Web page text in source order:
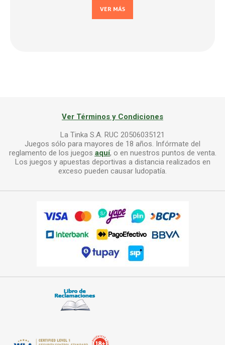
VER MÁS
Ver Términos y Condiciones
La Tinka S.A. RUC 20506035121
Juegos sólo para mayores de 18 años. Infórmate del
reglamento de los juegos aquí, o en nuestros puntos de venta.
Los juegos y apuestas deportivas a distancia realizados en
exceso pueden causar ludopatía.